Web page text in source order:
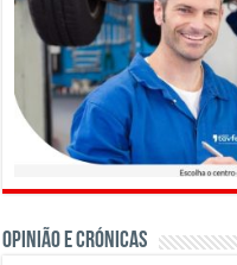
OPINIÃO E CRÓNICAS